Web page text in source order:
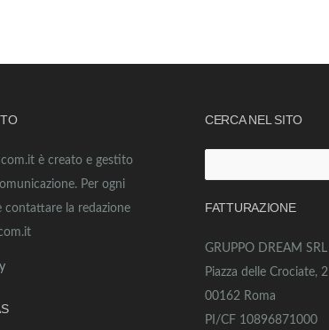
è creato e gestito
Per ogni
contattare la redazione
CERCA NEL SITO
per:
FATTURAZIONE
GRUPPO DREAM SRL
Piazza delle Crociate, 2
00162 Roma
PI/CF 10896871000